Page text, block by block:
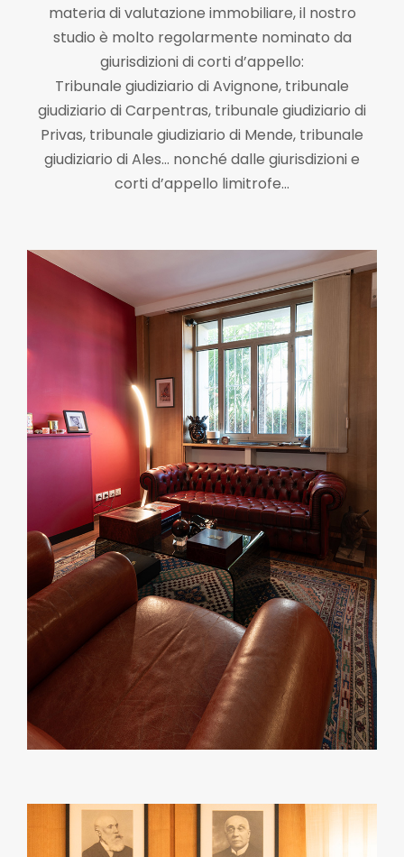
materia di valutazione immobiliare, il nostro
studio è molto regolarmente nominato da
giurisdizioni di corti d’appello:
Tribunale giudiziario di Avignone, tribunale
giudiziario di Carpentras, tribunale giudiziario di
Privas, tribunale giudiziario di Mende, tribunale
giudiziario di Ales… nonché dalle giurisdizioni e
corti d’appello limitrofe…